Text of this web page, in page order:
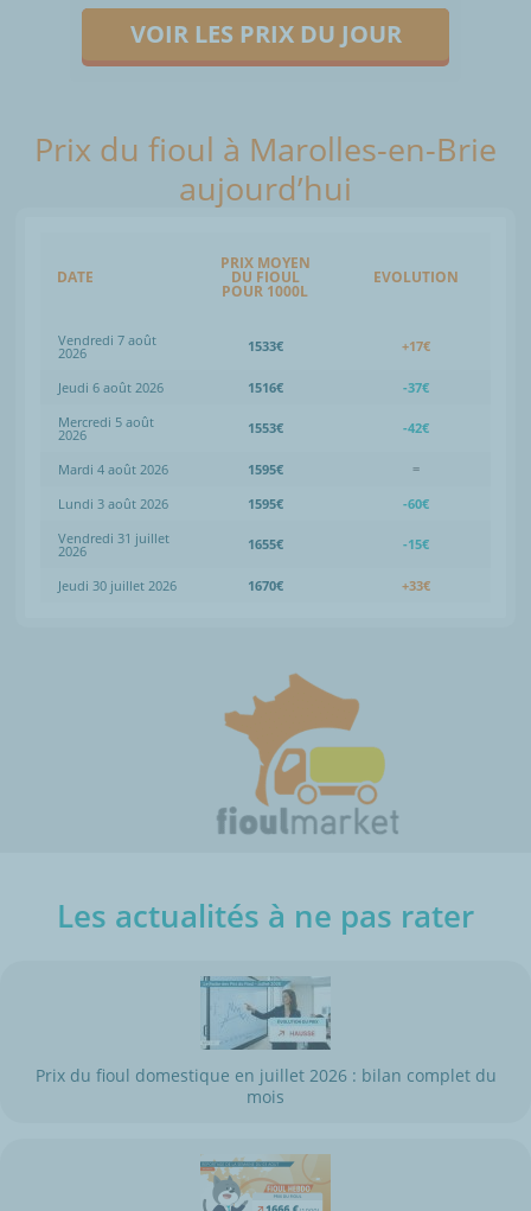
VOIR LES PRIX DU JOUR
Prix du fioul à Marolles-en-Brie
aujourd’hui
DATE
PRIX MOYEN
DU FIOUL
POUR 1000L
EVOLUTION
Vendredi 7 août
2026 1533€ +17€
Jeudi 6 août 2026 1516€
-37€
Mercredi 5 août
2026 1553€ -42€
Mardi 4 août 2026 1595€
=
Lundi 3 août 2026
1595€
-60€
Vendredi 31 juillet
2026 1655€ -15€
Jeudi 30 juillet 2026 1670€ +33€
Les actualités à ne pas rater
Prix du fioul domestique en juillet 2026 : bilan complet du
mois